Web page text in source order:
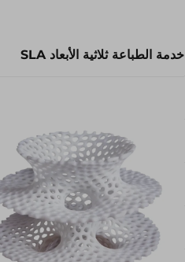
خدمة الطباعة ثلاثية الأبعاد SLA